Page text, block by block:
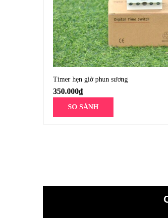
Timer hẹn giờ phun sương
350.000₫
SO SÁNH